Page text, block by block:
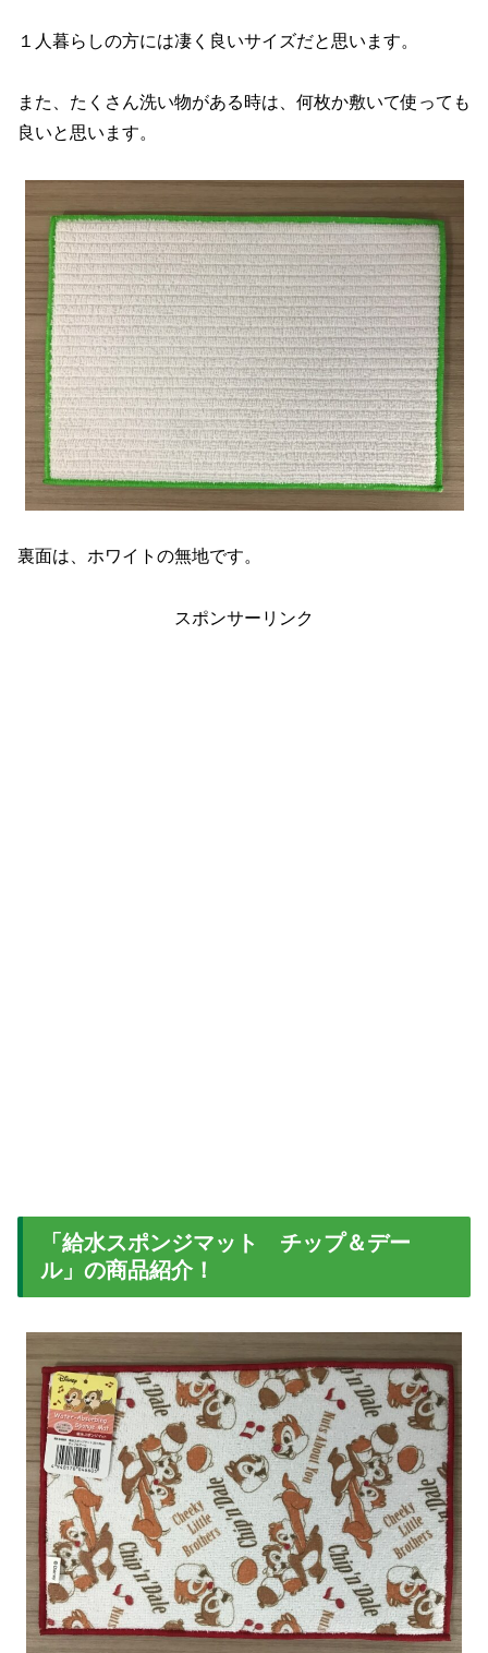
１人暮らしの方には凄く良いサイズだと思います。
また、たくさん洗い物がある時は、何枚か敷いて使っても
良いと思います。
裏面は、ホワイトの無地です。
スポンサーリンク
「給水スポンジマット チップ＆デー
ル」の商品紹介！